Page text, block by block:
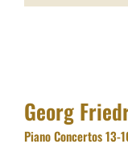
Georg
Piano Concertos 13-